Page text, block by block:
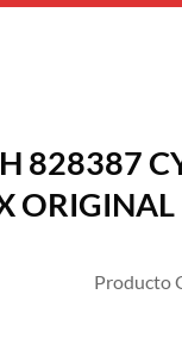
828387
ORIGINAL
Producto